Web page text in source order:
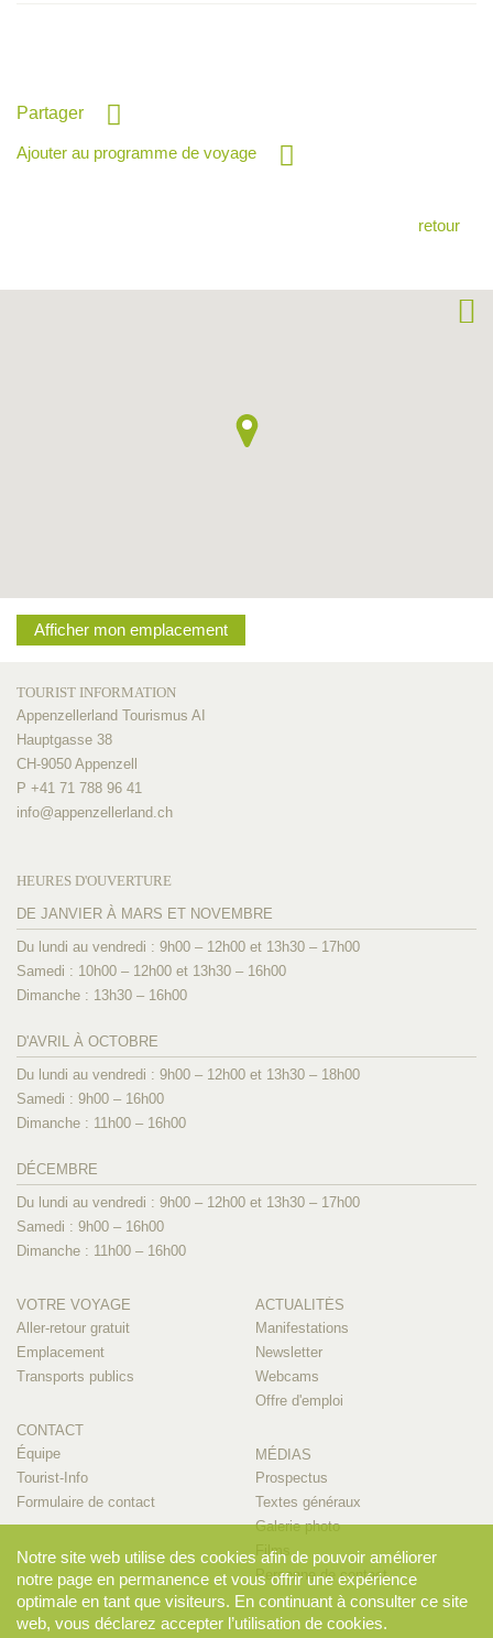
Partager
Ajouter au programme de voyage
retour
Afficher mon emplacement
TOURIST INFORMATION
Appenzellerland Tourismus AI
Hauptgasse 38
CH-9050 Appenzell
P +41 71 788 96 41
info@appenzellerland.ch
HEURES D'OUVERTURE
DE JANVIER À MARS ET NOVEMBRE
Du lundi au vendredi : 9h00 – 12h00 et 13h30 – 17h00
Samedi : 10h00 – 12h00 et 13h30 – 16h00
Dimanche : 13h30 – 16h00
D'AVRIL À OCTOBRE
Du lundi au vendredi : 9h00 – 12h00 et 13h30 – 18h00
Samedi : 9h00 – 16h00
Dimanche : 11h00 – 16h00
DÉCEMBRE
Du lundi au vendredi : 9h00 – 12h00 et 13h30 – 17h00
Samedi : 9h00 – 16h00
Dimanche : 11h00 – 16h00
VOTRE VOYAGE
Aller-retour gratuit
Emplacement
Transports publics
CONTACT
Équipe
Tourist-Info
Formulaire de contact
ACTUALITÉS
Manifestations
Newsletter
Webcams
Offre d'emploi
MÉDIAS
Prospectus
Textes généraux
Galerie photo
Films
Personne de contact
Notre site web utilise des cookies afin de pouvoir améliorer
notre page en permanence et vous offrir une expérience
optimale en tant que visiteurs. En continuant à consulter ce site
web, vous déclarez accepter l’utilisation de cookies.